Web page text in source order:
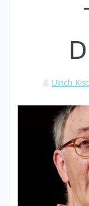
Ulrich